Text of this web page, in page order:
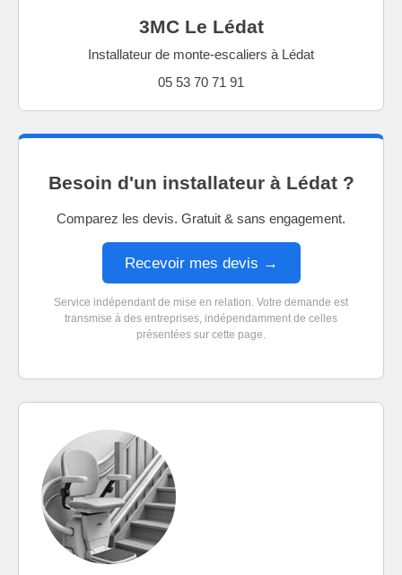
3MC Le Lédat
Installateur de monte-escaliers à Lédat
05 53 70 71 91
Besoin d'un installateur à Lédat ?
Comparez les devis. Gratuit & sans engagement.
Recevoir mes devis →
Service indépendant de mise en relation. Votre demande est
transmise à des entreprises, indépendamment de celles
présentées sur cette page.